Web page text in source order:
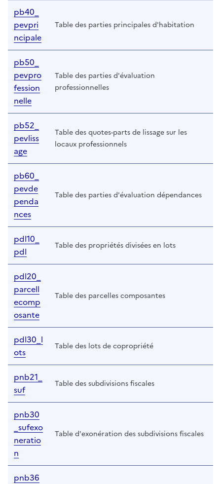
pb40_
pevpri
ncipale
Table des parties principales d'habitation
pb50_
pevpro
fession
nelle
Table des parties d'évaluation
professionnelles
pb52_
pevliss
age
Table des quotes-parts de lissage sur les
locaux professionnels
pb60_
pevde
penda
nces
Table des parties d'évaluation dépendances
pdl10_
pdl
Table des propriétés divisées en lots
pdl20_
parcell
ecomp
osante
Table des parcelles composantes
pdl30_l
ots
Table des lots de copropriété
pnb21_
suf
Table des subdivisions fiscales
pnb30
_sufexo
neratio
n
Table d'exonération des subdivisions fiscales
pnb36